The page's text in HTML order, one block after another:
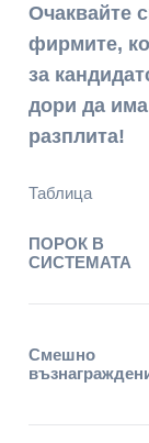
Очаквайте
фирмите,
за
дори да
разплита!
Таблица
ПОРОК В
СИСТЕМАТА
Смешно